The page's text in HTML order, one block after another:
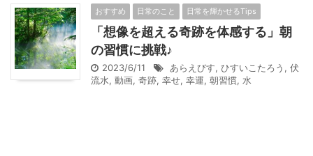
おすすめ 日常のこと 日常を輝かせるTips
「想像を超える奇跡を体感する」朝
の習慣に挑戦♪
2023/6/11 あらえびす, ひすいこたろう , 伏
流水, 動画, 奇跡, 幸せ, 幸運, 朝習慣, 水